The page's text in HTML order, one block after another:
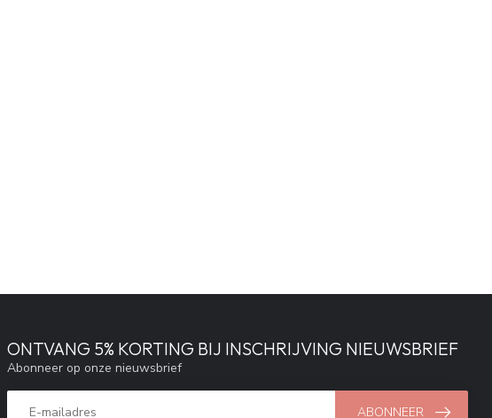
ONTVANG 5% KORTING BIJ INSCHRIJVING NIEUWSBRIEF
Abonneer op onze nieuwsbrief
ABONNEER